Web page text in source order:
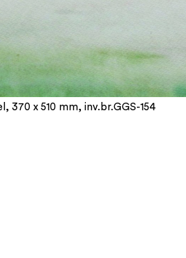
370 x 510 mm, inv.br.GGS-154